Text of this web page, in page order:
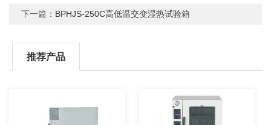
下一篇： BPHJS-250C高低温交变湿热试验箱
推荐产品